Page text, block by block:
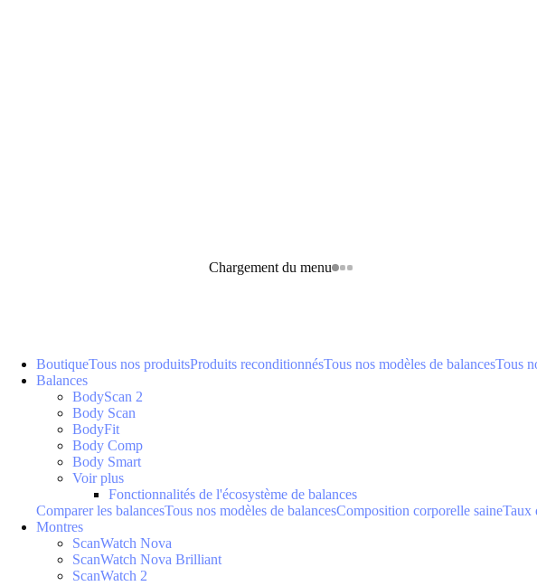
Chargement du menu
BoutiqueTous nos produitsProduits reconditionnésTous nos modèles de balancesTous
Balances
BodyScan 2
Body Scan
BodyFit
Body Comp
Body Smart
Voir plus
Fonctionnalités de l'écosystème de balances
Comparer les balancesTous nos modèles de balancesComposition corporelle saineTaux
Montres
ScanWatch Nova
ScanWatch Nova Brilliant
ScanWatch 2